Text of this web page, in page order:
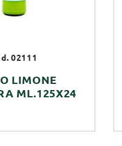
02111
LIMONE
ML.125X24